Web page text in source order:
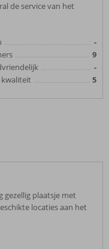
de service van het
-
9
-
5
gezellig plaatsje met
locaties aan het